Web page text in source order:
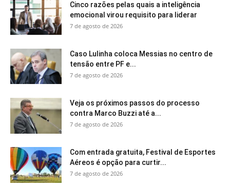
Cinco razões pelas quais a inteligência
emocional virou requisito para liderar
7 de agosto de 2026
Caso Lulinha coloca Messias no centro de
tensão entre PF e...
7 de agosto de 2026
Veja os próximos passos do processo
contra Marco Buzzi até a...
7 de agosto de 2026
Com entrada gratuita, Festival de Esportes
Aéreos é opção para curtir...
7 de agosto de 2026